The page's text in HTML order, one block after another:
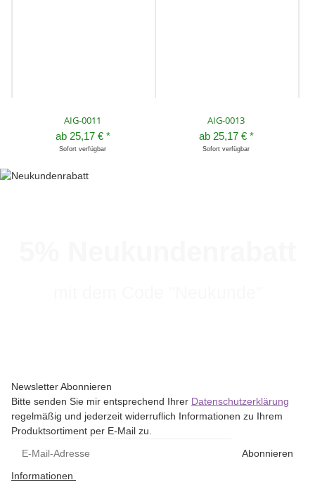
AIG-0011
ab 25,17 € *
Sofort verfügbar
AIG-0013
ab 25,17 € *
Sofort verfügbar
Newsletter Abonnieren
Bitte senden Sie mir entsprechend Ihrer Datenschutzerklärung
regelmäßig und jederzeit widerruflich Informationen zu Ihrem
Produktsortiment per E-Mail zu.
Abonnieren
Informationen